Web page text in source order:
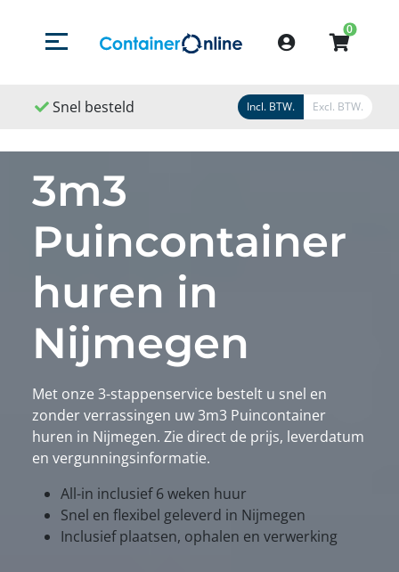
Menu openen/sluiten
Account
0
besteld Snel geleverd Snel
Incl. BTW. Excl. BTW.
3m3
Puincontainer
huren in
Nijmegen
Met onze 3-stappenservice bestelt u snel en
zonder verrassingen uw 3m3 Puincontainer
huren in Nijmegen. Zie direct de prijs, leverdatum
en vergunningsinformatie.
All-in inclusief 6 weken huur
Snel en flexibel geleverd in Nijmegen
Inclusief plaatsen, ophalen en verwerking